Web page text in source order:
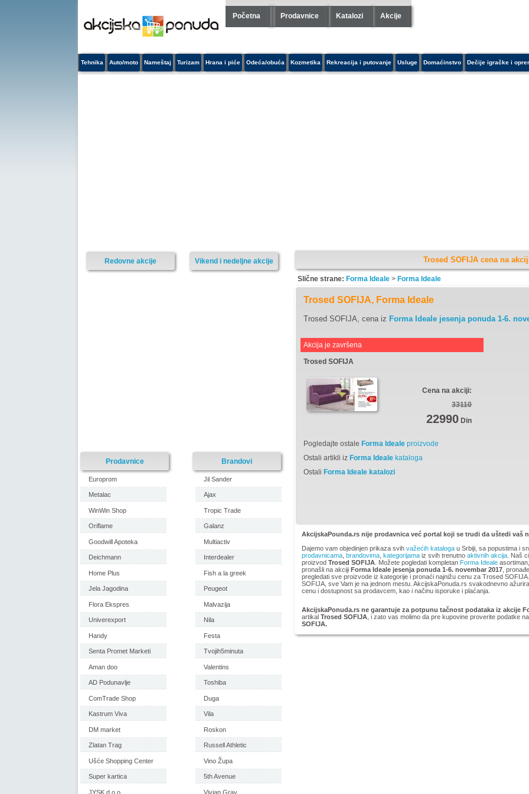
Početna Prodavnice Katalozi Akcije
Tehnika Auto/moto Nameštaj Turizam Hrana i piće Odeća/obuća Kozmetika Rekreacija i putovanje Usluge Domaćinstvo Dečije igračke i
Trosed SOFIJA cena na
Slične strane: Forma Ideale > Forma Ideale
Trosed SOFIJA, Forma Ideale
Trosed SOFIJA, cena iz Forma Ideale jesenja ponuda 1-6.
Akcija je završena
Trosed SOFIJA
Cena na akciji:
33110
22990 Din
Pogledajte ostale Forma Ideale proizvode
Ostali artikli iz Forma Ideale kataloga
Ostali Forma Ideale katalozi
AkcijskaPounda.rs nije prodavnica već portal koji se trudi da uštedi vaš
Dajemo vam objedinjen prikaza svih važećih kataloga u Srbiji, sa popustima i
prodavnicama brandovima kategorijama iz svih trenutno aktivnih akcija . Naš
proizvod Trosed SOFIJA . Možete pogledati kompletan Forma Ideale
pronašli na akciji Forma Ideale jesenja ponuda 1-6. novembar 2017 ,
pregledati sve proizvode iz kategorije i pronaći najnižu cenu za Trosed
SOFIJA, sve Vam je na jednom mestu. AkcijskaPonuda.rs svakodnevno
cenu i dostupnost sa prodavcem, kao i načinu isporuke i plaćanja.
AkcijskaPonuda.rs ne garantuje za potpunu tačnost podataka iz akcije
artikal Trosed SOFIJA , i zato vas molimo da pre kupovine proverite podatke
SOFIJA.
Vikend i nedeljne akcije
Redovne akcije
Prodavnice
Europrom
Metalac
WinWin Shop
Oriflame
Goodwill Apoteka
Deichmann
Home Plus
Jela Jagodina
Flora Ekspres
Univerexport
Handy
Senta Promet Marketi
Aman doo
AD Podunavlje
ComTrade Shop
Kastrum Viva
DM market
Zlatan Trag
Ušće Shopping Center
Super kartica
JYSK d.o.o
Brandovi
Jil Sander
Ajax
Tropic Trade
Galanz
Multiactiv
Interdealer
Fish a la greek
Peugeot
Malvazija
Nila
Festa
Tvojih5minuta
Valentins
Toshiba
Duga
Vila
Roskon
Russell Athletic
Vino Župa
5th Avenue
Vivian Gray